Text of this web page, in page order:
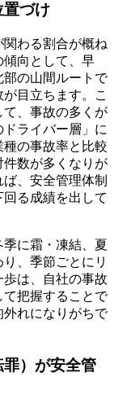
置づけ
わる割合が概ね
向として、早
の山間ルートで
目立ちます。こ
、事故の多くが
ドライバー層」に
の事故率と比較
数が多くなりが
、安全管理体制
る成績を出して
に霜・凍結、夏
、季節ごとにリ
は、自社の事故
把握することで
れになりがちで
）が安全管